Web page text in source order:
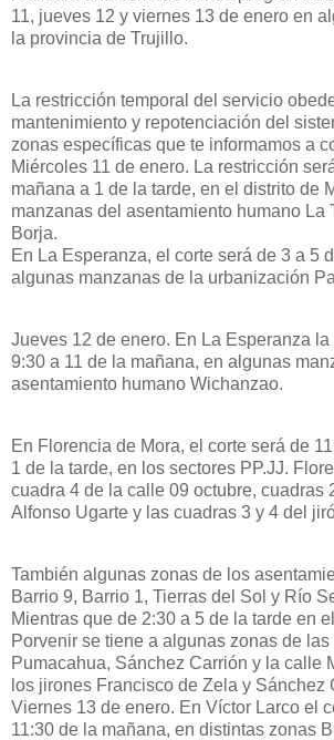
11, jueves 12 y viernes 13 de enero en
la provincia de Trujillo.
La restricción temporal del servicio
mantenimiento y repotenciación del
zonas específicas que te informamos a
Miércoles 11 de enero. La restricción
mañana a 1 de la tarde, en el distrito de
manzanas del asentamiento humano La
Borja.
En La Esperanza, el corte será de 3 a 5
algunas manzanas de la urbanización
Jueves 12 de enero. En La Esperanza
9:30 a 11 de la mañana, en algunas
asentamiento humano Wichanzao.
En Florencia de Mora, el corte será de
1 de la tarde, en los sectores PP.JJ.
cuadra 4 de la calle 09 octubre, cuadras
Alfonso Ugarte y las cuadras 3 y 4 del
También algunas zonas de los
Barrio 9, Barrio 1, Tierras del Sol y Río
Mientras que de 2:30 a 5 de la tarde en
Porvenir se tiene a algunas zonas de
Pumacahua, Sánchez Carrión y la calle
los jirones Francisco de Zela y Sánchez
Viernes 13 de enero. En Víctor Larco el
11:30 de la mañana, en distintas zonas